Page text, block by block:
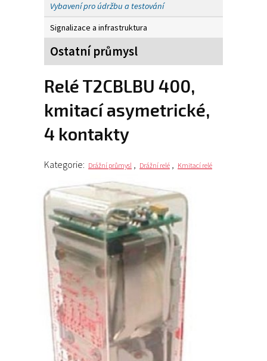
Vybavení pro údržbu a testování
Signalizace a infrastruktura
Ostatní průmysl
relé T2CBLBU 400,
kmitací asymetrické,
4 kontakty
Kategorie: Drážní průmysl , Drážní relé , Kmitací relé